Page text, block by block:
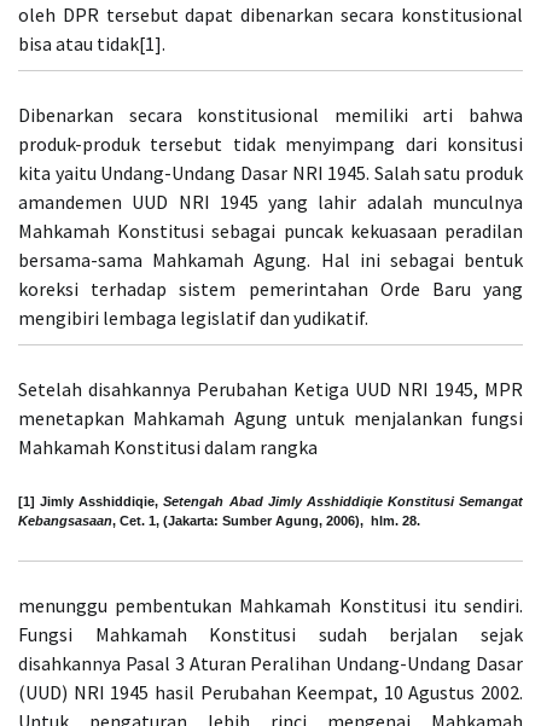
oleh DPR tersebut dapat dibenarkan secara konstitusional
bisa atau tidak[1].
Dibenarkan secara konstitusional memiliki arti bahwa
produk-produk tersebut tidak menyimpang dari konsitusi
kita yaitu Undang-Undang Dasar NRI 1945. Salah satu produk
amandemen UUD NRI 1945 yang lahir adalah munculnya
Mahkamah Konstitusi sebagai puncak kekuasaan peradilan
bersama-sama Mahkamah Agung. Hal ini sebagai bentuk
koreksi terhadap sistem pemerintahan Orde Baru yang
mengibiri lembaga legislatif dan yudikatif.
Setelah disahkannya Perubahan Ketiga UUD NRI 1945, MPR
menetapkan Mahkamah Agung untuk menjalankan fungsi
Mahkamah Konstitusi dalam rangka
[1] Jimly Asshiddiqie,Setengah Abad Jimly Asshiddiqie Konstitusi Semangat
Kebangsasaan, Cet. 1, (Jakarta: Sumber Agung, 2006), hlm. 28.
menunggu pembentukan Mahkamah Konstitusi itu sendiri.
Fungsi Mahkamah Konstitusi sudah berjalan sejak
disahkannya Pasal 3 Aturan Peralihan Undang-Undang Dasar
(UUD) NRI 1945 hasil Perubahan Keempat, 10 Agustus 2002.